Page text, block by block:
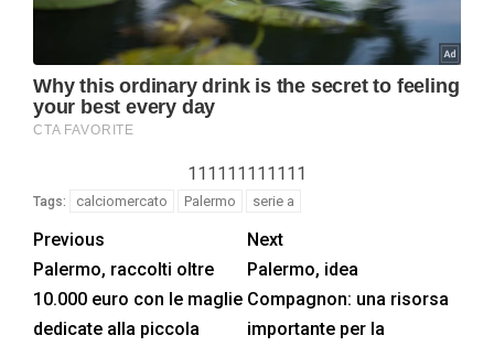
111111111111
Tags: calciomercato Palermo serie a
Previous
Palermo, raccolti oltre
10.000 euro con le maglie
dedicate alla piccola
Next
Palermo, idea
Compagnon: una risorsa
importante per la